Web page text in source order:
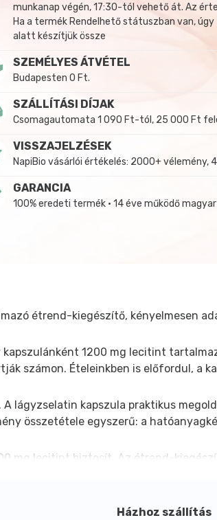
munkanap végén, 17:30-tól vehető át. Az
Ha a termék Rendelhető státuszban van,
alatt készítjük össze
SZEMÉLYES ÁTVÉTEL
Budapesten 0 Ft.
SZÁLLÍTÁSI DÍJAK
Csomagautomata 1 090 Ft-tól, 25 000 Ft
VISSZAJELZÉSEK
NapiBio vásárlói értékelés: 2000+ vélemény,
GARANCIA
100% eredeti termék • 14 éve működő
étrend-kiegészítő, kényelmesen
1200 mg lecitint
számon. Ételeinkben is előfordul, a
kapszula praktikus
összetétele egyszerű: a
mg lecitint biztosít. Az étrend-
szeretné fogyasztani. Tárolása
Házhoz szállítás